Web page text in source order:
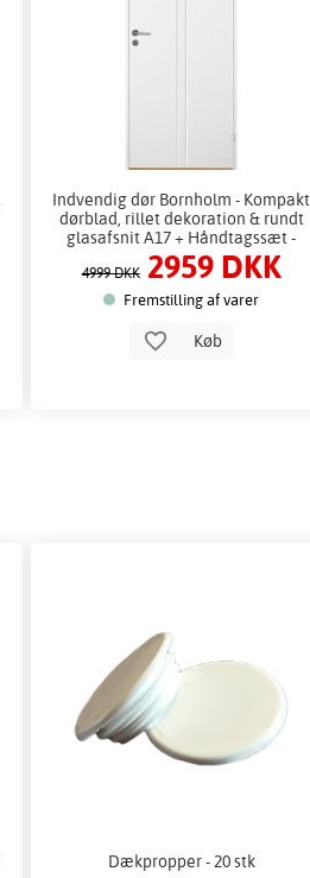
Indvendig dør Bornholm - Kompakt
dørblad, rillet dekoration & rundt
glasafsnit A17 + Håndtagssæt -
Blank
4999 DKK 2959 DKK
Fremstilling af varer
Køb
Dækpropper - 20 stk